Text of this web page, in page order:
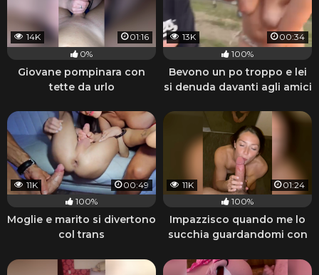
14K
01:16
0%
Giovane pompinara con
tette da urlo
13K
00:34
100%
Bevono un po troppo e lei
si denuda davanti agli amici
11K
00:49
100%
Moglie e marito si divertono
col trans
11K
01:24
100%
Impazzisco quando me lo
succhia guardandomi con